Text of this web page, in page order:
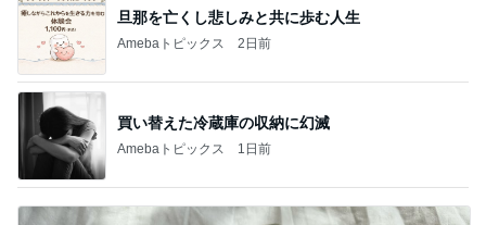
旦那を亡くし悲しみと共に歩む人生
Amebaトピックス 2日前
買い替えた冷蔵庫の収納に幻滅
Amebaトピックス 1日前